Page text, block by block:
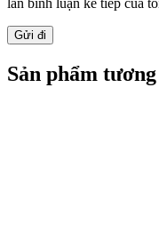
lần bình luận kế tiếp của
Sản phẩm